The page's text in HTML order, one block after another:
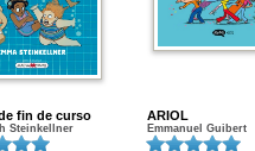
fin de curso
Steinkellner
ARIOL
Emmanuel Guibert